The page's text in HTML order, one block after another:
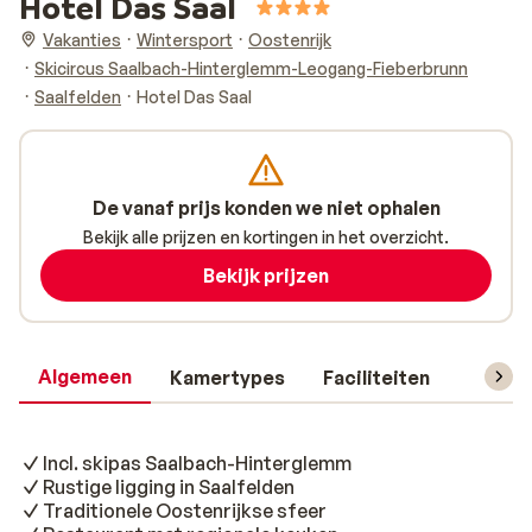
Vakanties Wintersport
Oostenrijk
Skicircus Saalbach-Hinterglemm-Leogang-Fieberbrunn
Saalfelden
Hotel Das Saal
Algemeen Kamertypes Faciliteiten
Incl. skipas Saalbach-Hinterglemm
Rustige ligging in Saalfelden
Traditionele Oostenrijkse sfeer
De vanaf prijs konden we niet ophalen
Bekijk alle prijzen en kortingen in het overzicht.
Bekijk prijzen